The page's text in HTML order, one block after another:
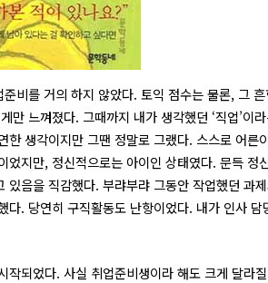
비를 거의 하지 않았다. 토익 점수는 물론, 그
만 느껴졌다. 그때까지 내가 생각했던 ‘직업’
한 생각이지만 그땐 정말로 그랬다. 스스로 어
었지만, 정신적으로는 아이인 상태였다. 문득
있음을 직감했다. 부랴부랴 그동안 작업했던
다. 당연히 구직활동도 난항이었다. 내가 인사
작되었다. 사실 취업준비생이라 해도 크게 달